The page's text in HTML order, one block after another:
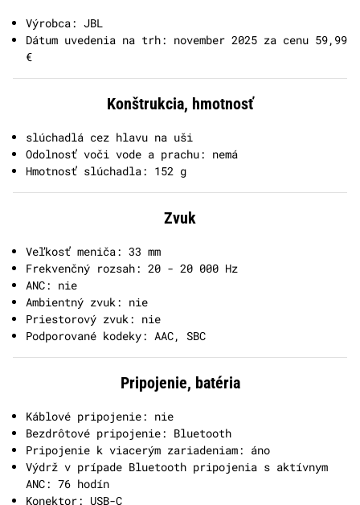
Výrobca: JBL
Dátum uvedenia na trh: november 2025 za cenu 59,99
€
Konštrukcia, hmotnosť
slúchadlá cez hlavu na uši
Odolnosť voči vode a prachu: nemá
Hmotnosť slúchadla: 152 g
Zvuk
Veľkosť meniča: 33 mm
Frekvenčný rozsah: 20 - 20 000 Hz
ANC: nie
Ambientný zvuk: nie
Priestorový zvuk: nie
Podporované kodeky: AAC, SBC
Pripojenie, batéria
Káblové pripojenie: nie
Bezdrôtové pripojenie: Bluetooth
Pripojenie k viacerým zariadeniam: áno
Výdrž v prípade Bluetooth pripojenia s aktívnym
ANC: 76 hodín
Konektor: USB-C